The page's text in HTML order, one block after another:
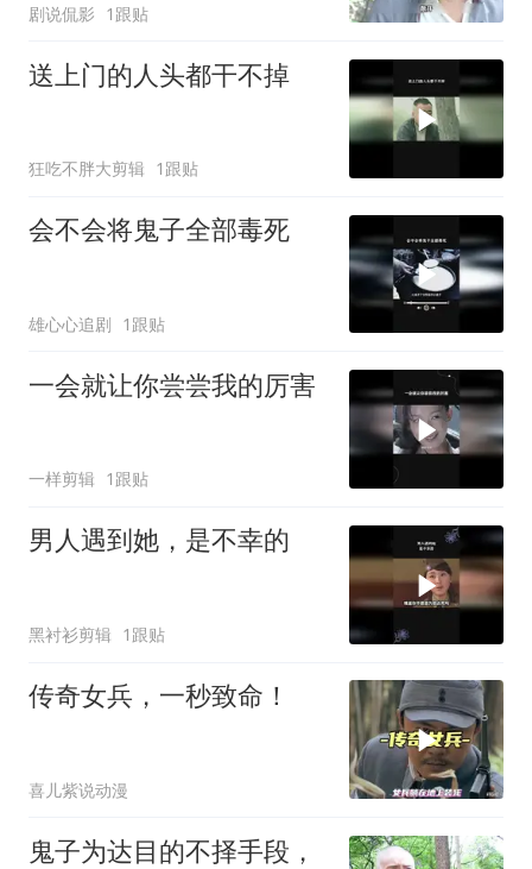
剧说侃影 1跟贴
送上门的人头都干不掉
狂吃不胖大剪辑 1跟贴
会不会将鬼子全部毒死
雄心心追剧 1跟贴
一会就让你尝尝我的厉害
一样剪辑 1跟贴
男人遇到她，是不幸的
黑衬衫剪辑 1跟贴
传奇女兵，一秒致命！
喜儿紫说动漫
鬼子为达目的不择手段，